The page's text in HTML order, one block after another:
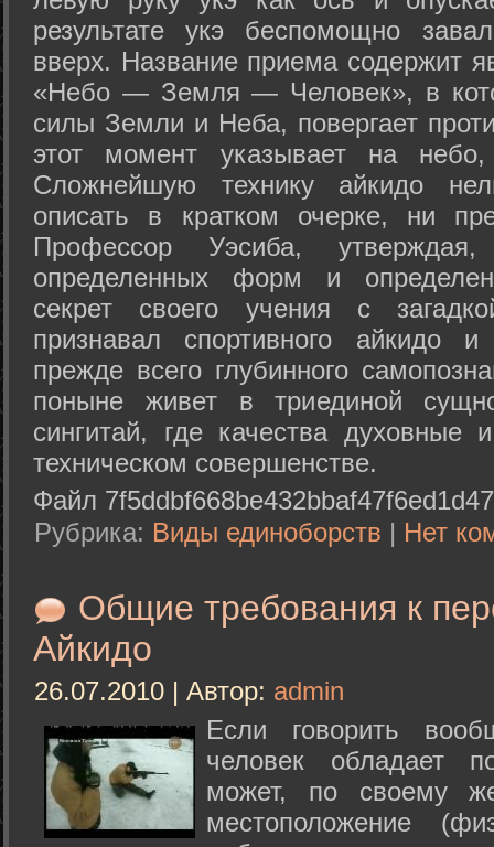
результате укэ беспомощно
вверх. Название приема содержит
«Небо — Земля — Человек», в
силы Земли и Неба, повергает
этот момент указывает на
Сложнейшую технику айкидо
описать в кратком очерке, ни
Профессор Уэсиба,
определенных форм и
секрет своего учения с
признавал спортивного айкидо
прежде всего глубинного
поныне живет в триединой
сингитай, где качества духовные
техническом совершенстве.
Файл
Рубрика: Виды единоборств | Нет
Общие требования к
Айкидо
26.07.2010 | Автор: admin
Если говорить
человек обладает
может, по своему
местоположение